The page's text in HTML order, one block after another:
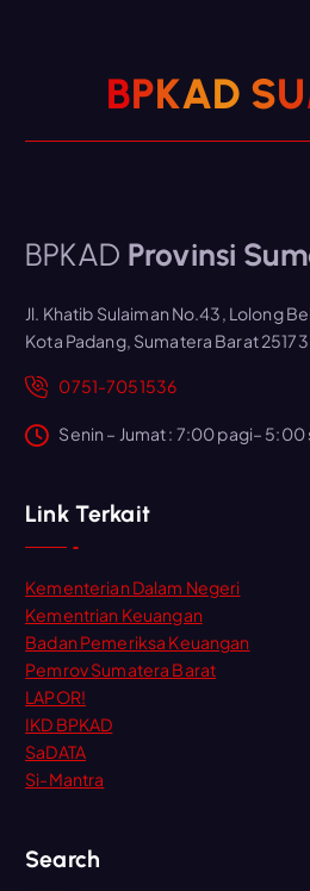
BPKAD SU
BPKAD Provinsi
Jl. Khatib Sulaiman No.43, Lolong
Kota Padang, Sumatera Barat 25173
0751-7051536
Senin – Jumat : 7:00 pagi– 5:00
Link Terkait
Kementerian Dalam Negeri
Kementrian Keuangan
Badan Pemeriksa Keuangan
Pemrov Sumatera Barat
LAPOR!
IKD BPKAD
SaDATA
Si-Mantra
Search